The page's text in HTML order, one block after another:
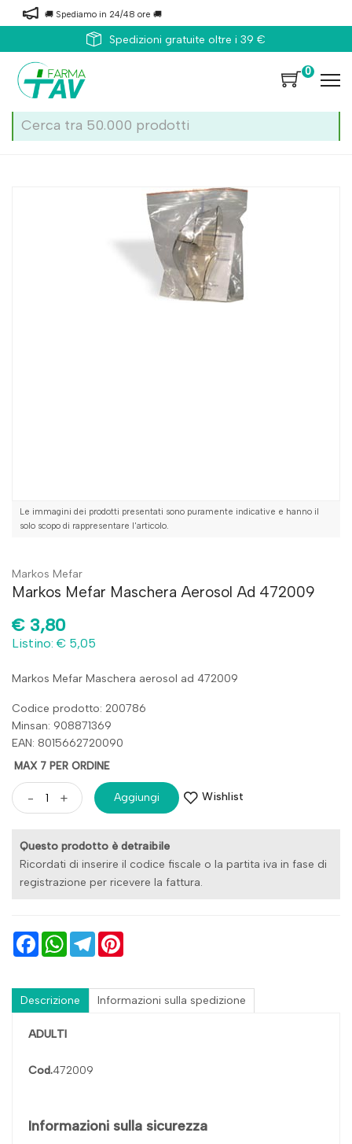
🚚 Spediamo in 24/48 ore 🚚
Spedizioni gratuite oltre i 39 €
0
Markos Mefar Maschera Aerosol Ad 472009
Le immagini dei prodotti presentati sono puramente indicative e hanno il
solo scopo di rappresentare l'articolo.
Markos Mefar
Markos Mefar Maschera Aerosol Ad 472009
€ 3,80
Listino: € 5,05
Markos Mefar Maschera aerosol ad 472009
Codice prodotto: 200786
Minsan: 908871369
EAN: 8015662720090
MAX 7 PER ORDINE
- + Aggiungi Wishlist
Questo prodotto è detraibile
Ricordati di inserire il codice fiscale o la partita iva in fase di
registrazione per ricevere la fattura.
FacebookWhatsAppTelegram
Descrizione Informazioni sulla spedizione
ADULTI
Cod.472009
Informazioni sulla sicurezza